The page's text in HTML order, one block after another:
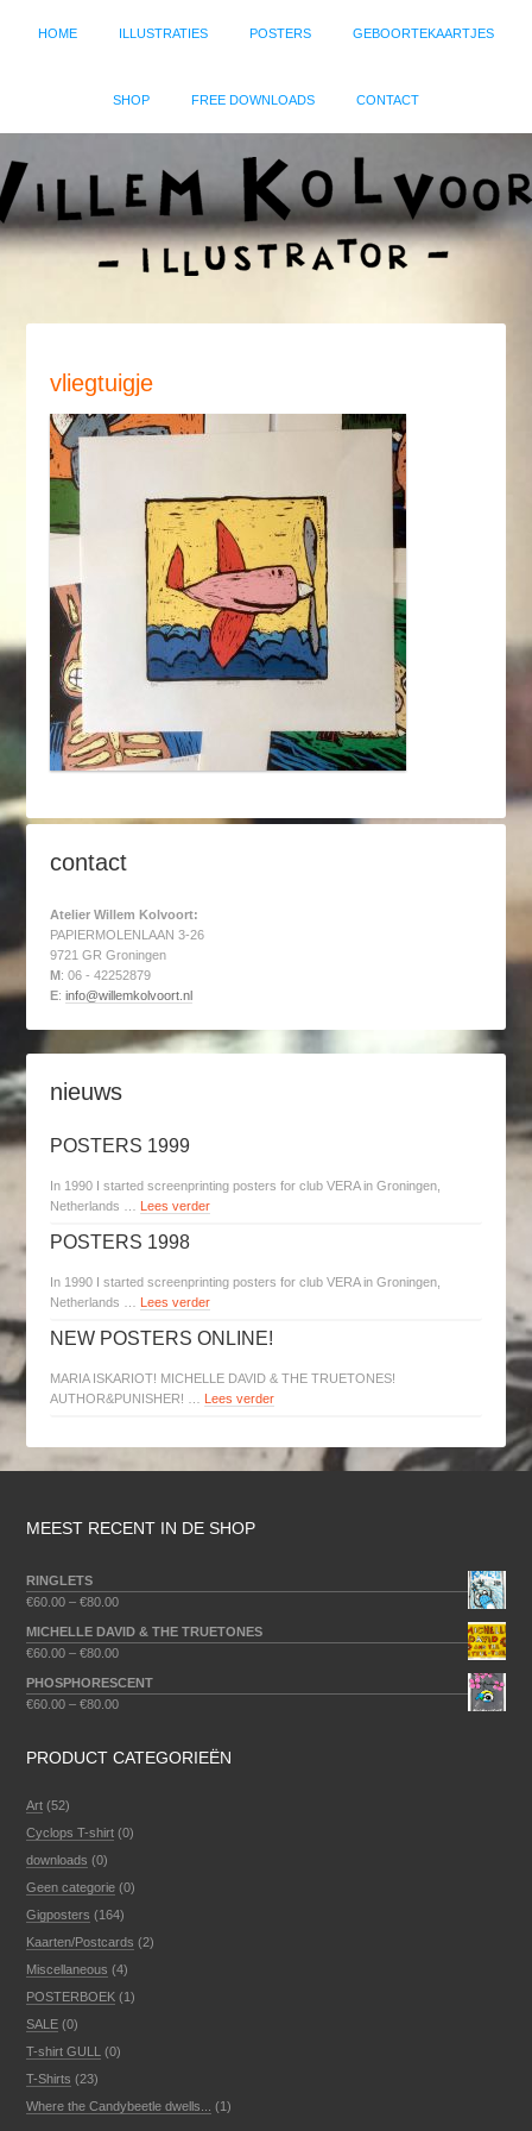
HOME ILLUSTRATIES POSTERS GEBOORTEKAARTJES
SHOP FREE DOWNLOADS CONTACT
vliegtuigje
contact
Atelier Willem Kolvoort:
PAPIERMOLENLAAN 3-26
9721 GR Groningen
M: 06 - 42252879
E:info@willemkolvoort.nl
nieuws
POSTERS 1999
In 1990 I started screenprinting posters for club VERA in Groningen,
Netherlands … Lees verder
POSTERS 1998
In 1990 I started screenprinting posters for club VERA in Groningen,
Netherlands … Lees verder
NEW POSTERS ONLINE!
MARIA ISKARIOT! MICHELLE DAVID & THE TRUETONES!
AUTHOR&PUNISHER! … Lees verder
MEEST RECENT IN DE SHOP
RINGLETS
€60.00 –€80.00
MICHELLE DAVID & THE TRUETONES
€60.00 –€80.00
PHOSPHORESCENT
€60.00 –€80.00
PRODUCT CATEGORIEËN
Art (52)
Cyclops T-shirt (0)
downloads (0)
Geen categorie (0)
Gigposters (164)
Kaarten/Postcards (2)
Miscellaneous (4)
POSTERBOEK (1)
SALE (0)
T-shirt GULL
(0)
T-Shirts (23)
Where the Candybeetle dwells...
(1)